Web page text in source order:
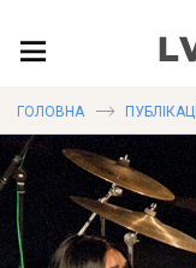
ЛОКАЦІЇ
ГОЛОВНА ПУБЛІКАЦІЇ